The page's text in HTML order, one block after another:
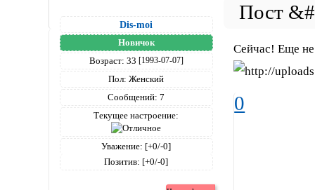
Dis-moi
Новичок
Возраст: 33 [1993-07-07]
Пол: Женский
Сообщений: 7
Текущее настроение:
Уважение: [+0/-0]
Позитив: [+0/-0]
Сейчас! Еще не
0